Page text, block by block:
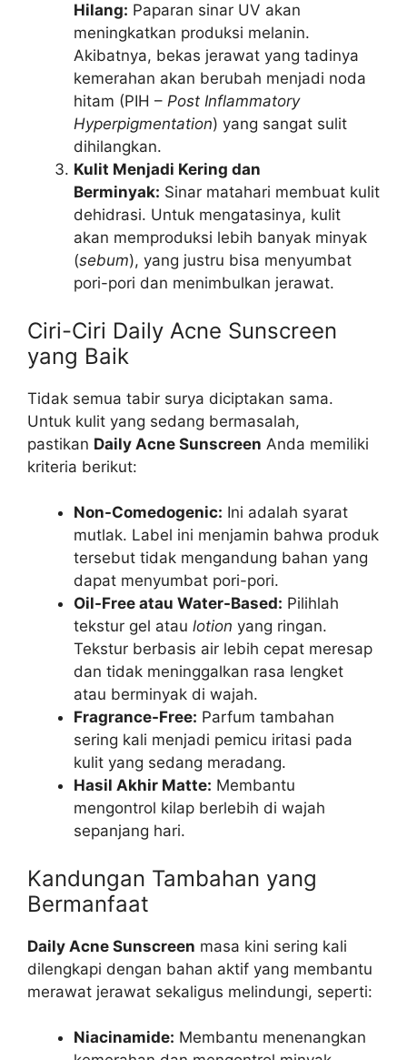
Hilang: Paparan sinar UV akan
meningkatkan produksi melanin.
Akibatnya, bekas jerawat yang tadinya
kemerahan akan berubah menjadi noda
hitam (PIH – Post Inflammatory
Hyperpigmentation) yang sangat sulit
dihilangkan.
Kulit Menjadi Kering dan
Berminyak: Sinar matahari membuat kulit
dehidrasi. Untuk mengatasinya, kulit
akan memproduksi lebih banyak minyak
(sebum), yang justru bisa menyumbat
pori-pori dan menimbulkan jerawat.
Ciri-Ciri Daily Acne Sunscreen
yang Baik
Tidak semua tabir surya diciptakan sama.
Untuk kulit yang sedang bermasalah,
pastikan Daily Acne Sunscreen Anda memiliki
kriteria berikut:
Non-Comedogenic: Ini adalah syarat
mutlak. Label ini menjamin bahwa produk
tersebut tidak mengandung bahan yang
dapat menyumbat pori-pori.
Oil-Free atau Water-Based: Pilihlah
tekstur gel atau lotion yang ringan.
Tekstur berbasis air lebih cepat meresap
dan tidak meninggalkan rasa lengket
atau berminyak di wajah.
Fragrance-Free: Parfum tambahan
sering kali menjadi pemicu iritasi pada
kulit yang sedang meradang.
Hasil Akhir Matte: Membantu
mengontrol kilap berlebih di wajah
sepanjang hari.
Kandungan Tambahan yang
Bermanfaat
Daily Acne Sunscreen masa kini sering kali
dilengkapi dengan bahan aktif yang membantu
merawat jerawat sekaligus melindungi, seperti:
Niacinamide: Membantu menenangkan